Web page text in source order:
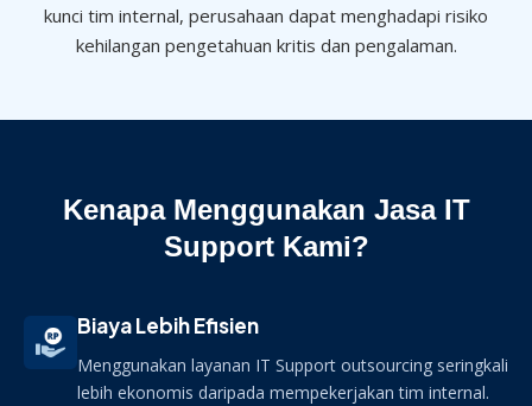
kunci tim internal, perusahaan dapat menghadapi risiko
kehilangan pengetahuan kritis dan pengalaman.
Kenapa Menggunakan Jasa IT
Support Kami?
Biaya Lebih Efisien
Menggunakan layanan IT Support outsourcing seringkali
lebih ekonomis daripada mempekerjakan tim internal.